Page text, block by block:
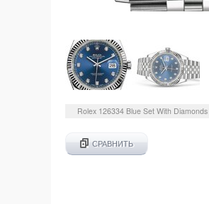
Rolex 126334 Blue Set With Diamonds
СРАВНИТЬ